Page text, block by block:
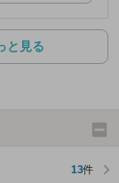
と見る
13件